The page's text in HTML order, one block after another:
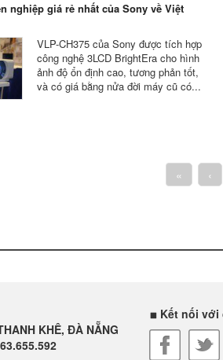
nghiệp giá rẻ nhất của Sony về Việt
VLP-CH375 của Sony được tích hợp
công nghệ 3LCD BrightEra cho hình
ảnh độ ổn định cao, tương phản tốt,
và có giá bằng nửa đời máy cũ có...
« ‹
KHÊ, ĐÀ NẴNG
Kết nối với